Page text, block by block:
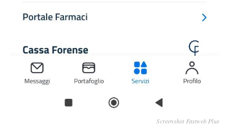
Screenshot Fastweb Plus